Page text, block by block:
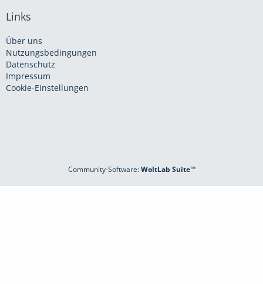
Links
Über uns
Nutzungsbedingungen
Datenschutz
Impressum
Cookie-Einstellungen
Community-Software:WoltLab Suite™